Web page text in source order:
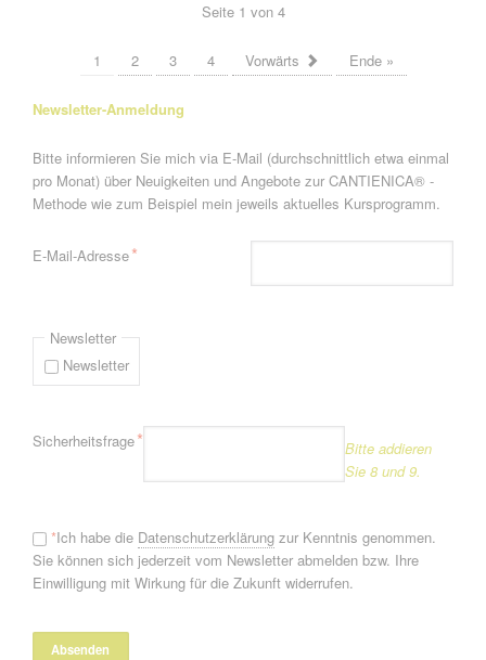
Seite 1 von 4
1 2 3 4 Vorwärts Ende »
Newsletter-Anmeldung
Bitte informieren Sie mich via E-Mail (durchschnittlich etwa einmal
pro Monat) über Neuigkeiten und Angebote zur CANTIENICA® -
Methode wie zum Beispiel mein jeweils aktuelles Kursprogramm.
Pflichtfeld
E-Mail-Adresse*
Newsletter
Newsletter
Pflichtfeld
Sicherheitsfrage*
Bitte addieren
Sie 8 und 9.
*Ich habe die Datenschutzerklärungzur Kenntnis genommen.
Sie können sich jederzeit vom Newsletter abmelden bzw. Ihre
Einwilligung mit Wirkung für die Zukunft widerrufen.